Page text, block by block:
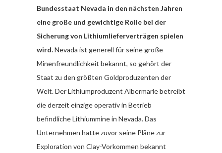
Bundesstaat Nevada in den nächsten Jahren
eine große und gewichtige Rolle bei der
Sicherung von Lithiumlieferverträgen spielen
wird.Nevada ist generell für seine große
Minenfreundlichkeit bekannt, so gehört der
Staat zu den größten Goldproduzenten der
Welt. Der Lithiumproduzent Albermarle betreibt
die derzeit einzige operativ in Betrieb
befindliche Lithiummine in Nevada. Das
Unternehmen hatte zuvor seine Pläne zur
Exploration von Clay-Vorkommen bekannt